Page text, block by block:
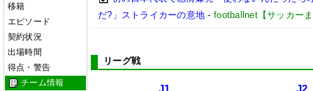
移籍
エピソード
契約状況
出場時間
得点・警告
チーム情報
だ?」ストライカーの意地 -footballnet【サッカー
リーグ戦